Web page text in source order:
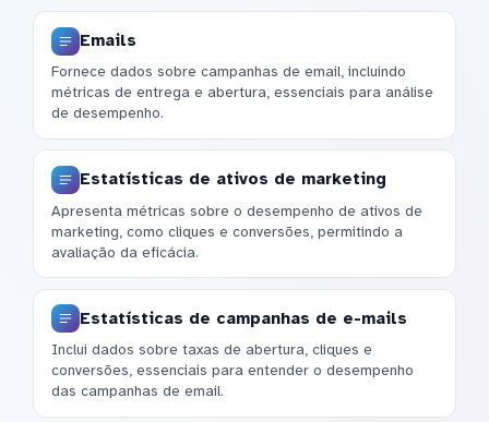
Emails
Fornece dados sobre campanhas de email, incluindo
métricas de entrega e abertura, essenciais para análise
de desempenho.
Estatísticas de ativos de marketing
Apresenta métricas sobre o desempenho de ativos de
marketing, como cliques e conversões, permitindo a
avaliação da eficácia.
Estatísticas de campanhas de e-mails
Inclui dados sobre taxas de abertura, cliques e
conversões, essenciais para entender o desempenho
das campanhas de email.